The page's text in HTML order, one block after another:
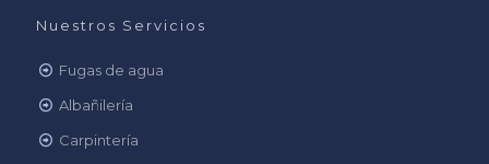
Nuestros Servicios
Fugas de agua
Albañilería
Carpintería